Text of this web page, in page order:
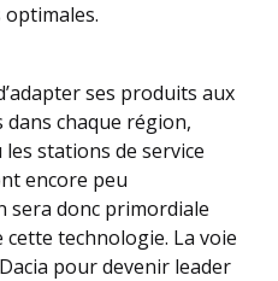
ses produits aux
chaque région,
stations de service
encore peu
sera donc primordiale
technologie. La voie
pour devenir leader